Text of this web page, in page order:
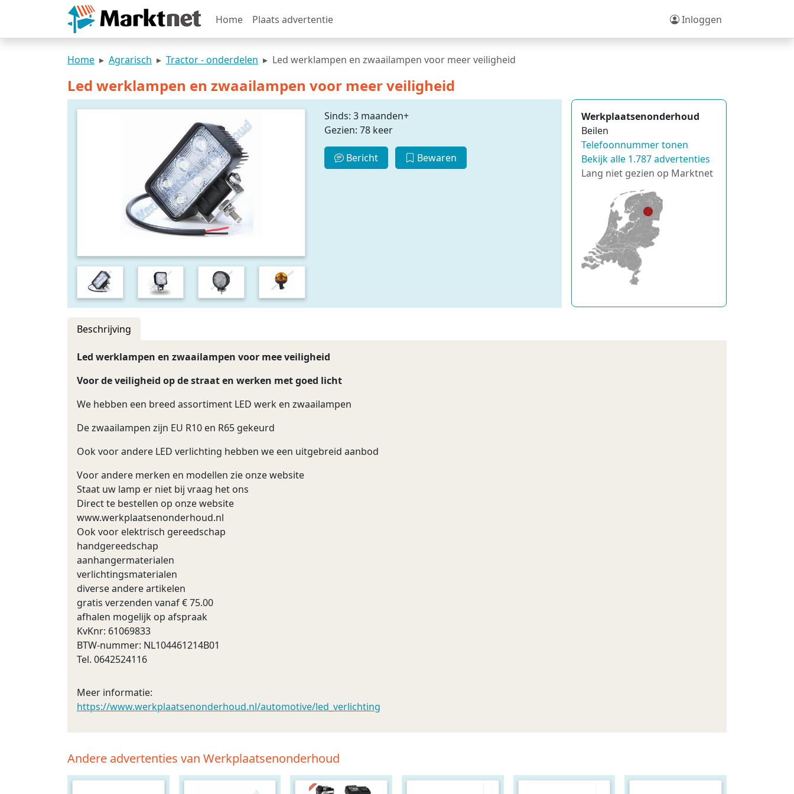
Home Plaats advertentie Inloggen
Home Agrarisch Tractor - onderdelen Led werklampen en zwaailampen voor meer veiligheid
Led werklampen en zwaailampen voor meer veiligheid
Sinds: 3 maanden+
Gezien: 78 keer
Bericht Bewaren
Werkplaatsenonderhoud
Beilen
Telefoonnummer tonen
Bekijk alle 1.787 advertenties
Lang niet gezien op Marktnet
Beschrijving
Led werklampen en zwaailampen voor mee veiligheid
Voor de veiligheid op de straat en werken met goed licht
We hebben een breed assortiment LED werk en zwaailampen
De zwaailampen zijn EU R10 en R65 gekeurd
Ook voor andere LED verlichting hebben we een uitgebreid aanbod
Voor andere merken en modellen zie onze website
Staat uw lamp er niet bij vraag het ons
Direct te bestellen op onze website
www.werkplaatsenonderhoud.nl
Ook voor elektrisch gereedschap
handgereedschap
aanhangermaterialen
verlichtingsmaterialen
diverse andere artikelen
gratis verzenden vanaf € 75.00
afhalen mogelijk op afspraak
KvKnr: 61069833
BTW-nummer: NL104461214B01
Tel. 0642524116
Meer informatie:
https://www.werkplaatsenonderhoud.nl/automotive/led_verlichting
Andere advertenties van Werkplaatsenonderhoud